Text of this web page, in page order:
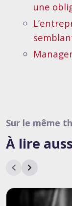
une
Sur le même
À lire